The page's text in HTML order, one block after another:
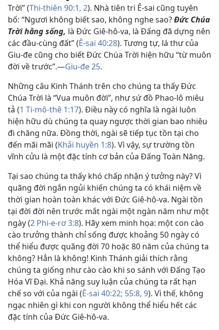
Trời” (Thi-thiên 90:1, 2). Nhà tiên tri Ê-sai cũng tuyên
bố: “Ngươi không biết sao, không nghe sao?Đức Chúa
Trời hằng sống, là Đức Giê-hô-va, là Đấng đã dựng nên
các đầu-cùng đất” (Ê-sai 40:28). Tương tự, lá thư của
Giu-đe cũng cho biết Đức Chúa Trời hiện hữu “từ muôn
đời về trước”.—Giu-đe 25.
Những câu Kinh Thánh trên cho chúng ta thấy Đức
Chúa Trời là “Vua muôn đời”, như sứ đồ Phao-lô miêu
tả (1 Ti-mô-thê 1:17). Điều này có nghĩa là ngài luôn
hiện hữu dù chúng ta quay ngược thời gian bao nhiêu
đi chăng nữa. Đồng thời, ngài sẽ tiếp tục tồn tại cho
đến mãi mãi (Khải huyền 1:8). Vì vậy, sự trường tồn
vĩnh cửu là một đặc tính cơ bản của Đấng Toàn Năng.
Tại sao chúng ta thấy khó chấp nhận ý tưởng này? Vì
quãng đời ngắn ngủi khiến chúng ta có khái niệm về
thời gian hoàn toàn khác với Đức Giê-hô-va. Ngài tồn
tại đời đời nên trước mắt ngài một ngàn năm như một
ngày (2 Phi-e-rơ 3:8). Hãy xem minh họa: một con cào
cào trưởng thành chỉ sống được khoảng 50 ngày có
thể hiểu được quãng đời 70 hoặc 80 năm của chúng ta
không? Hẳn là không! Kinh Thánh giải thích rằng
chúng ta giống như cào cào khi so sánh với Đấng Tạo
Hóa Vĩ Đại. Khả năng suy luận của chúng ta rất hạn
chế so với của ngài (Ê-sai 40:22; 55:8, 9). Vì thế, không
ngạc nhiên gì khi con người không thể hiểu hết các
đặc tính của Đức Giê-hô-va.